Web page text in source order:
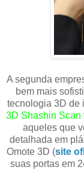
A segunda
bem mais
tecnologia 3D de
3D Shashin Scan
aqueles que
detalhada em
Omote 3D (site
suas portas em